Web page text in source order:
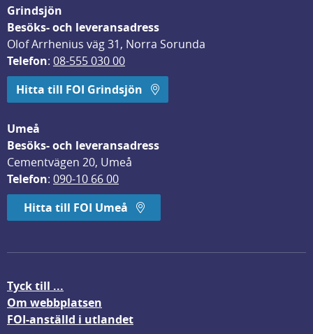
Grindsjön
Besöks- och leveransadress
Olof Arrhenius väg 31, Norra Sorunda
Telefon: 08-555 030 00
Hitta till FOI Grindsjön
Umeå
Besöks- och leveransadress
Cementvägen 20, Umeå
Telefon: 090-10 66 00
Hitta till FOI Umeå
Tyck till ...
Om webbplatsen
FOI-anställd i utlandet